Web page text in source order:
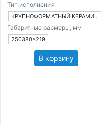
Тип исполнения
КРУПНОФОРМАТНЫЙ КЕРАМИЧЕСКИЙ БЛОК
Габаритные размеры, мм
250380×219
В корзину